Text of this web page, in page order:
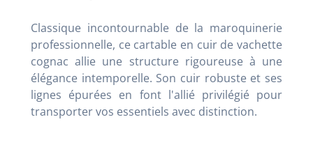
Classique incontournable de la maroquinerie
professionnelle, ce cartable en cuir de vachette
cognac allie une structure rigoureuse à une
élégance intemporelle. Son cuir robuste et ses
lignes épurées en font l'allié privilégié pour
transporter vos essentiels avec distinction.